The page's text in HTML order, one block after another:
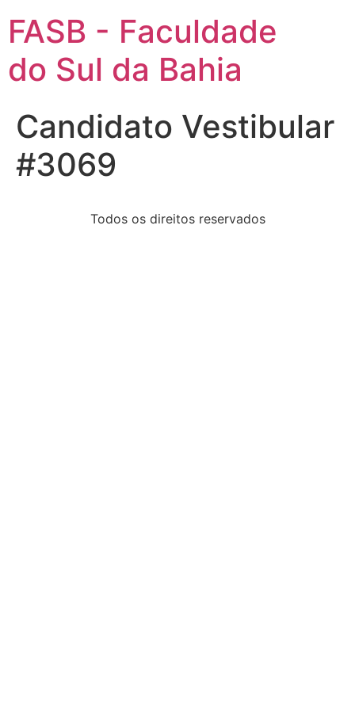
FASB - Faculdade
do Sul da Bahia
Candidato Vestibular
#3069
Todos os direitos reservados